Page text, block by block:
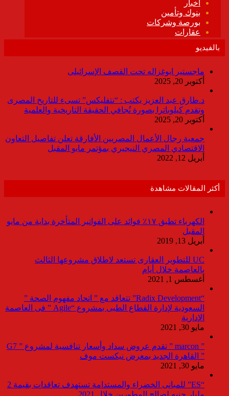
بالفيديو
ماجستير ابوغزاله تحت القصف الإسرائيلى
أكتوبر 20, 2025
د.طارق عبد العزيز يكتب : “نتفليكس” تسىء للتاريخ المصرى
وتقدم كيلوباترا بصورة تُجافي الحقيقة التاريخية والعلمية
أكتوبر 20, 2025
جمعية رجال الأعمال المصريين الأفارقة تعلن تفاصيل التعاون
الاقتصادي المصري النيجيري بمؤتمر مايو المقبل
أبريل 12, 2022
أكثر المقالات مشاهدة
الكهرباء تطبق ١٧٪ فوائد على الفواتير المتأخرة بداية من مايو
المقبل
أبريل 13, 2019
UC للتطوير العقارى تستعد لاطلاق مشروعها الثالث
بالعاصمة خلال أيام
أغسطس 1, 2021
“Radix Development” تتعاقد مع ” اتحاد مفهوم الصحة ”
السعودية لإدارة القطاع الطبى بمشروع “Agile ” فى العاصمة
الإدارية
مايو 30, 2021
” marcon ” تقدم عروض سداد وأسعار تنافسية لمشروع ” G7
” القاهرة الجديد بمعرض نيكست موف
مايو 30, 2021
“ES” للمبانى الخضراء والمستدامة تستهدف تعاقدات بقيمة 2
مليار جنيه لصالح المطورين خلال 2021